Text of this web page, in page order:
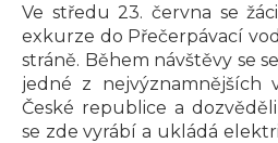
Ve středu 23. června se
exkurze do Přečerpávací
stráně. Během návštěvy se
jedné z nejvýznamnějších
České republice a
se zde vyrábí a ukládá